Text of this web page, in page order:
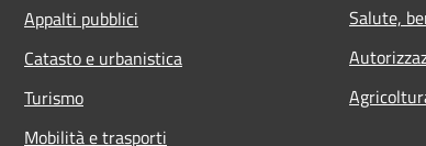
Appalti pubblici
Catasto e urbanistica
Turismo
Mobilità e trasporti
Salute,